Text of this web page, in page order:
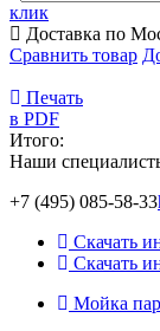
клик
Доставка по
Сравнить товар
Печать
в PDF
Итого:
Наши
+7 (495) 085-58-33
Скачать
Скачать
Мойка